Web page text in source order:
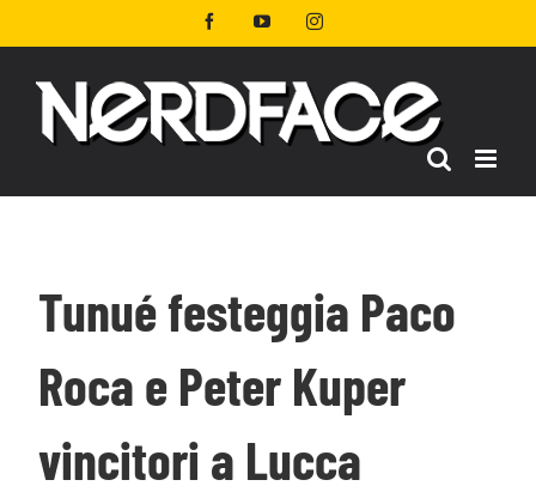
al
FacebookYouTubeInstagram
Tunué festeggia Paco
Roca e Peter Kuper
vincitori a Lucca